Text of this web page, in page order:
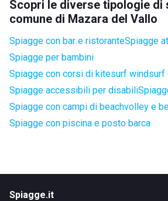
Scopri le diverse tipologie di
comune di Mazara del Vallo
Spiagge con bar e ristoranteSpiagge
Spiagge per bambini
Spiagge con corsi di kitesurf windsurf
Spiagge accessibili per disabili
Spiagge con campi di beachvolley e
Spiagge con piscina e posto barca
Spiagge.it